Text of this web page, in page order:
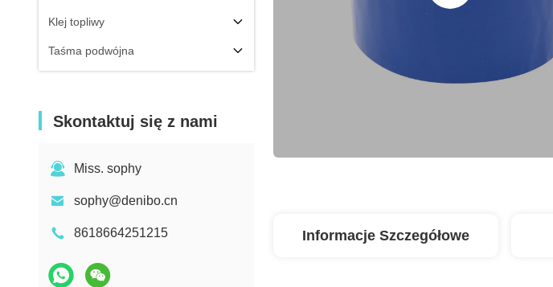
Klej topliwy
Taśma podwójna
Skontaktuj się z nami
Miss. sophy
sophy@denibo.cn
8618664251215 Informacje Szczegółowe